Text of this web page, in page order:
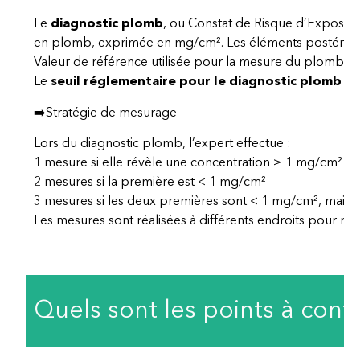
Le diagnostic plomb, ou Constat de Risque
en plomb, exprimée en mg/cm². Les éléments
Valeur de référence utilisée pour la mesure du
Le seuil réglementaire pour le diagnostic plomb
➡️Stratégie de mesurage
Lors du diagnostic plomb, l’expert effectue :
1 mesure si elle révèle une concentration ≥ 1 mg/cm²
2 mesures si la première est < 1 mg/cm²
3 mesures si les deux premières sont < 1 mg/cm²,
Les mesures sont réalisées à différents endroits pour
Quels sont les points à